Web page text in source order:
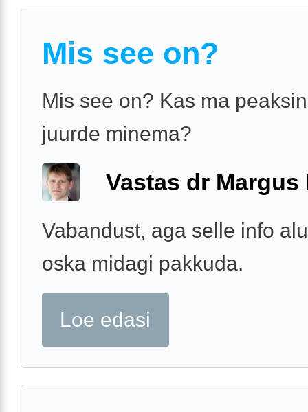
Mis see on?
Mis see on? Kas ma
juurde minema?
Vastas dr Margus
Vabandust, aga selle info
oska midagi pakkuda.
Loe edasi